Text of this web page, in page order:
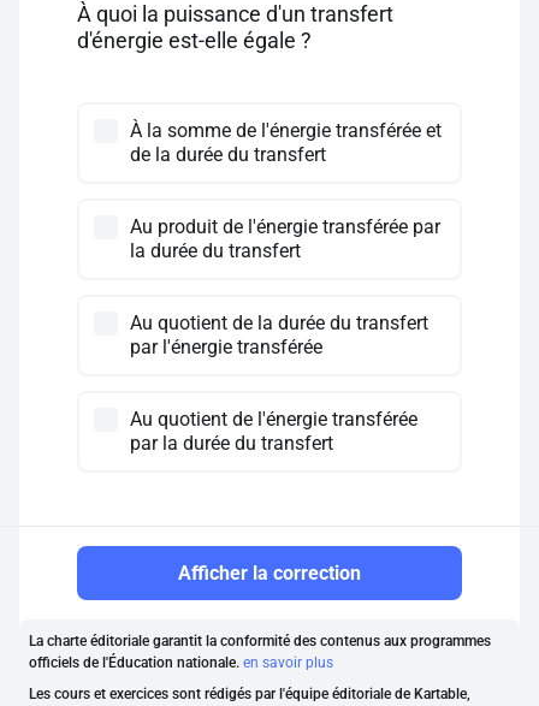
À quoi la puissance d'un transfert
d'énergie est-elle égale ?
À la somme de l'énergie transférée et
de la durée du transfert
Au produit de l'énergie transférée par
la durée du transfert
Au quotient de la durée du transfert
par l'énergie transférée
Au quotient de l'énergie transférée
par la durée du transfert
Afficher la correction
La charte éditoriale garantit la conformité des contenus aux programmes
officiels de l'Éducation nationale. en savoir plus
Les cours et exercices sont rédigés par l'équipe éditoriale de Kartable,